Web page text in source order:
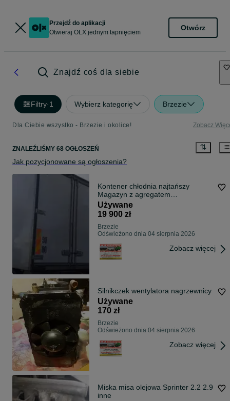
Przejdź do aplikacji
Otwieraj OLX jednym tapnięciem
Otwórz
Znajdź coś dla siebie
Filtry·1 Wybierz kategorię Brzezie
Dla Ciebie wszystko - Brzezie i okolice! Zobacz
ZNALEŹLIŚMY 68 OGŁOSZEŃ
Jak pozycjonowane są ogłoszenia?
Kontener chłodnia najtańszy
Magazyn z agregatem
elektrycznym
Używane
19 900 zł
Brzezie
Odświeżono dnia 04 sierpnia 2026
Zobacz więcej
Silnikczek wentylatora nagrzewnicy
Używane
170 zł
Brzezie
Odświeżono dnia 04 sierpnia 2026
Zobacz więcej
Miska misa olejowa Sprinter 2.2 2.9
inne